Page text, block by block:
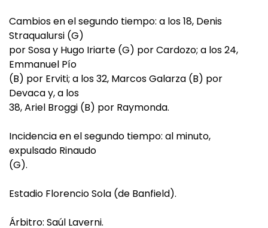
Cambios en el segundo tiempo: a los 18, Denis
Straqualursi (G)
por Sosa y Hugo Iriarte (G) por Cardozo; a los 24,
Emmanuel Pío
(B) por Erviti; a los 32, Marcos Galarza (B) por
Devaca y, a los
38, Ariel Broggi (B) por Raymonda.
Incidencia en el segundo tiempo: al minuto,
expulsado Rinaudo
(G).
Estadio Florencio Sola (de Banfield).
Árbitro: Saúl Laverni.